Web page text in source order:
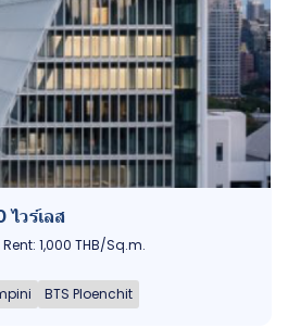
ไวร์เลส
1,000 THB/Sq.m.
BTS Ploenchit